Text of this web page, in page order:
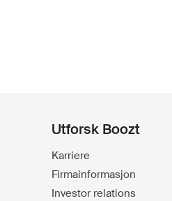
Utforsk Boozt
Karriere
Firmainformasjon
Investor relations